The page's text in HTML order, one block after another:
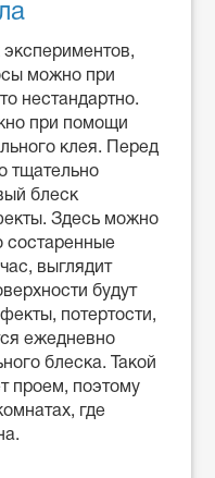
можно при
нестандартно.
при помощи
клея. Перед
тщательно
блеск
Здесь можно
состаренные
выглядит
будут
потертости,
ежедневно
блеска. Такой
проем, поэтому
где